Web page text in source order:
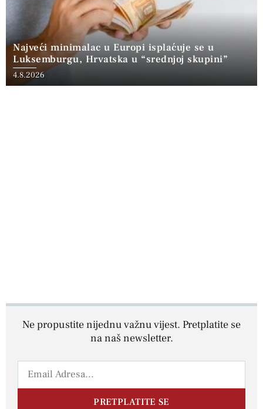
Najveći minimalac u Europi isplaćuje se u
Luksemburgu, Hrvatska u “srednjoj skupini”
4.8.2026
Ne propustite nijednu važnu vijest. Pretplatite se
na naš newsletter.
PRETPLATITE SE